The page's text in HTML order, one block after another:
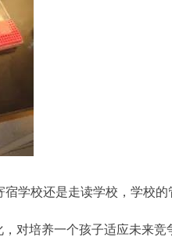
学校还是走读学校，学校的
对培养一个孩子适应未来竞